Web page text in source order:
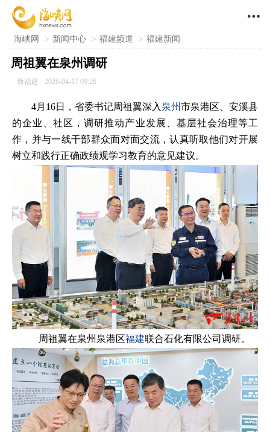

海峡网 > 新闻中心 > 福建频道 > 福建新闻
周祖翼在泉州调研
新福建 2026-04-17 09:26
4月16日，省委书记周祖翼深入 泉州市泉港区、安溪县
的企业、社区，调研推动产业发展、基层社会治理等工
作，并与一线干部群众面对面交流，认真听取他们对开展
树立和践行正确政绩观学习教育的意见建议。
周祖翼在泉州泉港区福建联合石化有限公司调研。